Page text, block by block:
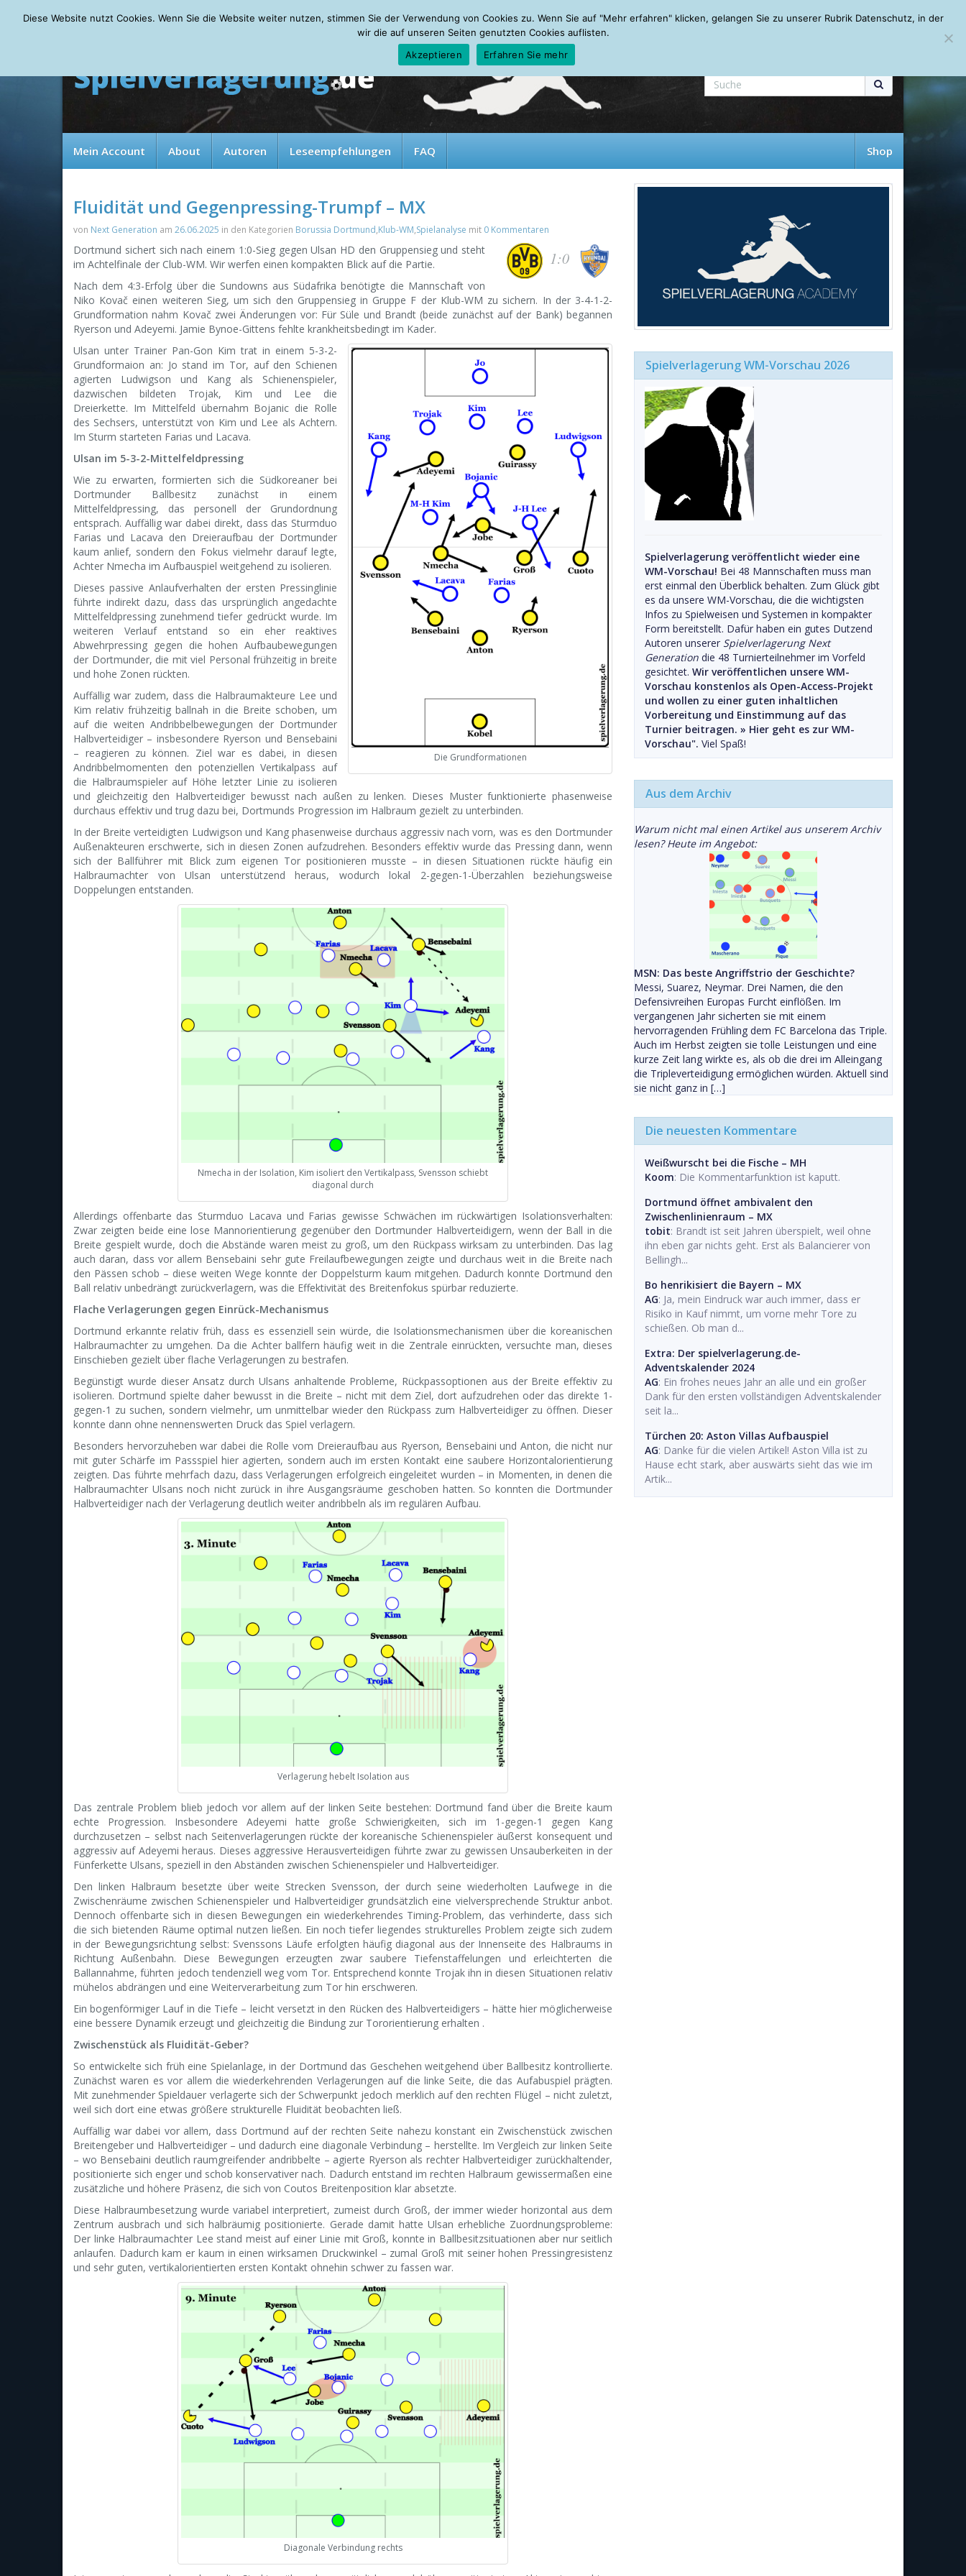
Friday, 07.08.2026 Mein Account About Autoren Leseempfehlungen FAQ
Mein Account About Autoren Leseempfehlungen FAQ Shop
Fluidität und Gegenpressing-Trumpf – MX
von Next Generation am 26.06.2025 in den Kategorien Borussia Dortmund,Klub-WM,Spielanalyse mit 0 Kommentaren
1:0
Dortmund sichert sich nach einem 1:0-Sieg gegen Ulsan HD den Gruppensieg und steht
im Achtelfinale der Club-WM. Wir werfen einen kompakten Blick auf die Partie.
Nach dem 4:3-Erfolg über die Sundowns aus Südafrika benötigte die Mannschaft von
Niko Kovač einen weiteren Sieg, um sich den Gruppensieg in Gruppe F der Klub-WM zu sichern. In der 3-4-1-2-
Grundformation nahm Kovač zwei Änderungen vor: Für Süle und Brandt (beide zunächst auf der Bank) begannen
Ryerson und Adeyemi. Jamie Bynoe-Gittens fehlte krankheitsbedingt im Kader.
Die Grundformationen
Ulsan unter Trainer Pan-Gon Kim trat in einem 5-3-2-
Grundformaion an: Jo stand im Tor, auf den Schienen
agierten Ludwigson und Kang als Schienenspieler,
dazwischen bildeten Trojak, Kim und Lee die
Dreierkette. Im Mittelfeld übernahm Bojanic die Rolle
des Sechsers, unterstützt von Kim und Lee als Achtern.
Im Sturm starteten Farias und Lacava.
Ulsan im 5-3-2-Mittelfeldpressing
Wie zu erwarten, formierten sich die Südkoreaner bei
Dortmunder Ballbesitz zunächst in einem
Mittelfeldpressing, das personell der Grundordnung
entsprach. Auffällig war dabei direkt, dass das Sturmduo
Farias und Lacava den Dreieraufbau der Dortmunder
kaum anlief, sondern den Fokus vielmehr darauf legte,
Achter Nmecha im Aufbauspiel weitgehend zu isolieren.
Dieses passive Anlaufverhalten der ersten Pressinglinie
führte indirekt dazu, dass das ursprünglich angedachte
Mittelfeldpressing zunehmend tiefer gedrückt wurde. Im
weiteren Verlauf entstand so ein eher reaktives
Abwehrpressing gegen die hohen Aufbaubewegungen
der Dortmunder, die mit viel Personal frühzeitig in breite
und hohe Zonen rückten.
Auffällig war zudem, dass die Halbraumakteure Lee und
Kim relativ frühzeitig ballnah in die Breite schoben, um
auf die weiten Andribbelbewegungen der Dortmunder
Halbverteidiger – insbesondere Ryerson und Bensebaini
– reagieren zu können. Ziel war es dabei, in diesen
Andribbelmomenten den potenziellen Vertikalpass auf
die Halbraumspieler auf Höhe letzter Linie zu isolieren
und gleichzeitig den Halbverteidiger bewusst nach außen zu lenken. Dieses Muster funktionierte phasenweise
durchaus effektiv und trug dazu bei, Dortmunds Progression im Halbraum gezielt zu unterbinden.
In der Breite verteidigten Ludwigson und Kang phasenweise durchaus aggressiv nach vorn, was es den Dortmunder
Außenakteuren erschwerte, sich in diesen Zonen aufzudrehen. Besonders effektiv wurde das Pressing dann, wenn
sich der Ballführer mit Blick zum eigenen Tor positionieren musste – in diesen Situationen rückte häufig ein
Halbraumachter von Ulsan unterstützend heraus, wodurch lokal 2-gegen-1-Überzahlen beziehungsweise
Doppelungen entstanden.
Nmecha in der Isolation, Kim isoliert den Vertikalpass, Svensson schiebt
diagonal durch
Allerdings offenbarte das Sturmduo Lacava und Farias gewisse Schwächen im rückwärtigen Isolationsverhalten:
Zwar zeigten beide eine lose Mannorientierung gegenüber den Dortmunder Halbverteidigern, wenn der Ball in die
Breite gespielt wurde, doch die Abstände waren meist zu groß, um den Rückpass wirksam zu unterbinden. Das lag
auch daran, dass vor allem Bensebaini sehr gute Freilaufbewegungen zeigte und durchaus weit in die Breite nach
den Pässen schob – diese weiten Wege konnte der Doppelsturm kaum mitgehen. Dadurch konnte Dortmund den
Ball relativ unbedrängt zurückverlagern, was die Effektivität des Breitenfokus spürbar reduzierte.
Flache Verlagerungen gegen Einrück-Mechanismus
Dortmund erkannte relativ früh, dass es essenziell sein würde, die Isolationsmechanismen über die koreanischen
Halbraumachter zu umgehen. Da die Achter ballfern häufig weit in die Zentrale einrückten, versuchte man, dieses
Einschieben gezielt über flache Verlagerungen zu bestrafen.
Begünstigt wurde dieser Ansatz durch Ulsans anhaltende Probleme, Rückpassoptionen aus der Breite effektiv zu
isolieren. Dortmund spielte daher bewusst in die Breite – nicht mit dem Ziel, dort aufzudrehen oder das direkte 1-
gegen-1 zu suchen, sondern vielmehr, um unmittelbar wieder den Rückpass zum Halbverteidiger zu öffnen. Dieser
konnte dann ohne nennenswerten Druck das Spiel verlagern.
Besonders hervorzuheben war dabei die Rolle vom Dreieraufbau aus Ryerson, Bensebaini und Anton, die nicht nur
mit guter Schärfe im Passspiel hier agierten, sondern auch im ersten Kontakt eine saubere Horizontalorientierung
zeigten. Das führte mehrfach dazu, dass Verlagerungen erfolgreich eingeleitet wurden – in Momenten, in denen die
Halbraumachter Ulsans noch nicht zurück in ihre Ausgangsräume geschoben hatten. So konnten die Dortmunder
Halbverteidiger nach der Verlagerung deutlich weiter andribbeln als im regulären Aufbau.
Verlagerung hebelt Isolation aus
Das zentrale Problem blieb jedoch vor allem auf der linken Seite bestehen: Dortmund fand über die Breite kaum
echte Progression. Insbesondere Adeyemi hatte große Schwierigkeiten, sich im 1-gegen-1 gegen Kang
durchzusetzen – selbst nach Seitenverlagerungen rückte der koreanische Schienenspieler äußerst konsequent und
aggressiv auf Adeyemi heraus. Dieses aggressive Herausverteidigen führte zwar zu gewissen Unsauberkeiten in der
Fünferkette Ulsans, speziell in den Abständen zwischen Schienenspieler und Halbverteidiger.
Den linken Halbraum besetzte über weite Strecken Svensson, der durch seine wiederholten Laufwege in die
Zwischenräume zwischen Schienenspieler und Halbverteidiger grundsätzlich eine vielversprechende Struktur anbot.
Dennoch offenbarte sich in diesen Bewegungen ein wiederkehrendes Timing-Problem, das verhinderte, dass sich
die sich bietenden Räume optimal nutzen ließen. Ein noch tiefer liegendes strukturelles Problem zeigte sich zudem
in der Bewegungsrichtung selbst: Svenssons Läufe erfolgten häufig diagonal aus der Innenseite des Halbraums in
Richtung Außenbahn. Diese Bewegungen erzeugten zwar saubere Tiefenstaffelungen und erleichterten die
Ballannahme, führten jedoch tendenziell weg vom Tor. Entsprechend konnte Trojak ihn in diesen Situationen relativ
mühelos abdrängen und eine Weiterverarbeitung zum Tor hin erschweren.
Ein bogenförmiger Lauf in die Tiefe – leicht versetzt in den Rücken des Halbverteidigers – hätte hier möglicherweise
eine bessere Dynamik erzeugt und gleichzeitig die Bindung zur Tororientierung erhalten .
Zwischenstück als Fluidität-Geber?
So entwickelte sich früh eine Spielanlage, in der Dortmund das Geschehen weitgehend über Ballbesitz kontrollierte.
Zunächst waren es vor allem die wiederkehrenden Verlagerungen auf die linke Seite, die das Aufabuspiel prägten.
Mit zunehmender Spieldauer verlagerte sich der Schwerpunkt jedoch merklich auf den rechten Flügel – nicht zuletzt,
weil sich dort eine etwas größere strukturelle Fluidität beobachten ließ.
Auffällig war dabei vor allem, dass Dortmund auf der rechten Seite nahezu konstant ein Zwischenstück zwischen
Breitengeber und Halbverteidiger – und dadurch eine diagonale Verbindung – herstellte. Im Vergleich zur linken Seite
– wo Bensebaini deutlich raumgreifender andribbelte – agierte Ryerson als rechter Halbverteidiger zurückhaltender,
positionierte sich enger und schob konservativer nach. Dadurch entstand im rechten Halbraum gewissermaßen eine
zusätzliche und höhere Präsenz, die sich von Coutos Breitenposition klar absetzte.
Diese Halbraumbesetzung wurde variabel interpretiert, zumeist durch Groß, der immer wieder horizontal aus dem
Zentrum ausbrach und sich halbräumig positionierte. Gerade damit hatte Ulsan erhebliche Zuordnungsprobleme:
Der linke Halbraumachter Lee stand meist auf einer Linie mit Groß, konnte in Ballbesitzsituationen aber nur seitlich
anlaufen. Dadurch kam er kaum in einen wirksamen Druckwinkel – zumal Groß mit seiner hohen Pressingresistenz
und sehr guten, vertikalorientierten ersten Kontakt ohnehin schwer zu fassen war.
Diagonale Verbindung rechts
Spielverlagerung WM-Vorschau 2026
Spielverlagerung veröffentlicht wieder eine
WM-Vorschau! Bei 48 Mannschaften muss man
erst einmal den Überblick behalten. Zum Glück gibt
es da unsere WM-Vorschau, die die wichtigsten
Infos zu Spielweisen und Systemen in kompakter
Form bereitstellt. Dafür haben ein gutes Dutzend
Autoren unserer Spielverlagerung Next
Generation die 48 Turnierteilnehmer im Vorfeld
gesichtet. Wir veröffentlichen unsere WM-
Vorschau konstenlos als Open-Access-Projekt
und wollen zu einer guten inhaltlichen
Vorbereitung und Einstimmung auf das
Turnier beitragen. » Hier geht es zur WM-
Vorschau". Viel Spaß!
Aus dem Archiv
Warum nicht mal einen Artikel aus unserem Archiv
lesen? Heute im Angebot:
MSN: Das beste Angriffstrio der Geschichte?
Messi, Suarez, Neymar. Drei Namen, die den
Defensivreihen Europas Furcht einflößen. Im
vergangenen Jahr sicherten sie mit einem
hervorragenden Frühling dem FC Barcelona das Triple.
Auch im Herbst zeigten sie tolle Leistungen und eine
kurze Zeit lang wirkte es, als ob die drei im Alleingang
die Tripleverteidigung ermöglichen würden. Aktuell sind
sie nicht ganz in […]
Die neuesten Kommentare
Weißwurscht bei die Fische – MH
Koom: Die Kommentarfunktion ist kaputt.
Dortmund öffnet ambivalent den
Zwischenlinienraum – MX
tobit: Brandt ist seit Jahren überspielt, weil ohne
ihn eben gar nichts geht. Erst als Balancierer von
Bellingh...
Bo henrikisiert die Bayern – MX
AG: Ja, mein Eindruck war auch immer, dass er
Risiko in Kauf nimmt, um vorne mehr Tore zu
schießen. Ob man d...
Extra: Der spielverlagerung.de-
Adventskalender 2024
AG: Ein frohes neues Jahr an alle und ein großer
Dank für den ersten vollständigen Adventskalender
seit la...
Türchen 20: Aston Villas Aufbauspiel
AG: Danke für die vielen Artikel! Aston Villa ist zu
Hause echt stark, aber auswärts sieht das wie im
Artik...
Diese Website nutzt Cookies. Wenn Sie die Website weiter nutzen, stimmen Sie der Verwendung von Cookies zu. Wenn Sie auf "Mehr erfahren" klicken, gelangen Sie zu unserer Rubrik Datenschutz, in der
wir die auf unseren Seiten genutzten Cookies auflisten.
Akzeptieren
Erfahren Sie mehr